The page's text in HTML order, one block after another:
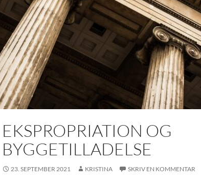
EKSPROPRIATION OG
BYGGETILLADELSE
23. SEPTEMBER 2021 KRISTINA SKRIV EN KOMMENTAR